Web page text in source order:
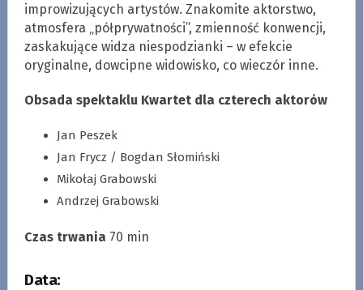
improwizujących artystów. Znakomite aktorstwo,
atmosfera „półprywatności”, zmienność konwencji,
zaskakujące widza niespodzianki – w efekcie
oryginalne, dowcipne widowisko, co wieczór inne.
Obsada spektaklu Kwartet dla czterech aktorów
Jan Peszek
Jan Frycz / Bogdan Słomiński
Mikołaj Grabowski
Andrzej Grabowski
Czas trwania 70 min
Data: